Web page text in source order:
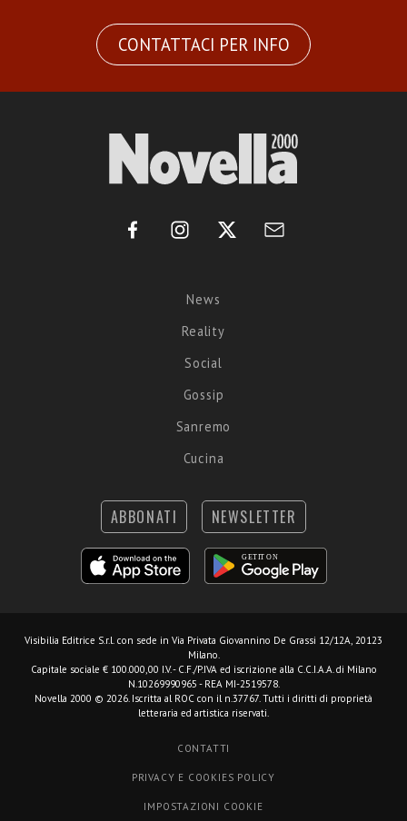
CONTATTACI PER INFO
News
Reality
Social
Gossip
Sanremo
Cucina
ABBONATI NEWSLETTER
Visibilia Editrice S.r.l. con sede in Via Privata Giovannino De Grassi 12/12A, 20123
Milano.
Capitale sociale € 100.000,00 I.V. - C.F./P.IVA ed iscrizione alla C.C.I.A.A. di Milano
N.10269990965 - REA MI-2519578.
Novella 2000 © 2026. Iscritta al ROC con il n.37767. Tutti i diritti di proprietà
letteraria ed artistica riservati.
CONTATTI
PRIVACY E COOKIES POLICY
IMPOSTAZIONI COOKIE